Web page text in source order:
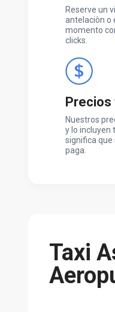
Reserve un
antelaciòn o
momento
clicks.
Precios
Nuestros
y lo incluyen
significa que
paga.
Taxi